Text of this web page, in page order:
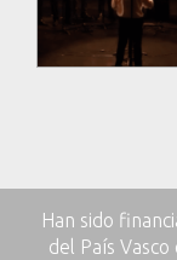
Han sido
del País